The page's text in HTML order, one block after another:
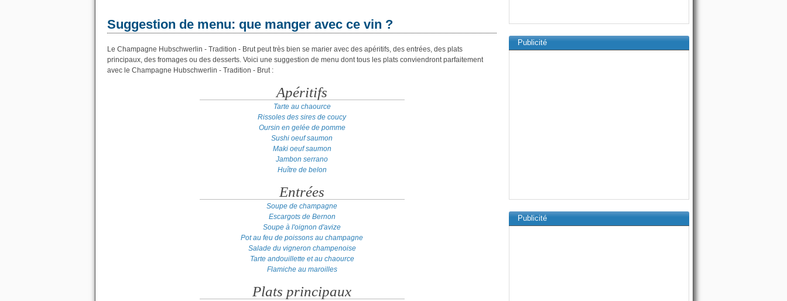
Suggestion de menu: que manger avec ce vin ?
Le Champagne Hubschwerlin - Tradition - Brut peut très bien se marier avec des apéritifs, des entrées, des plats
principaux, des fromages ou des desserts. Voici une suggestion de menu dont tous les plats conviendront parfaitement
avec le Champagne Hubschwerlin - Tradition - Brut :
Apéritifs
Tarte au chaource
Rissoles des sires de coucy
Oursin en gelée de pomme
Sushi oeuf saumon
Maki oeuf saumon
Jambon serrano
Huître de belon
Entrées
Soupe de champagne
Escargots de Bernon
Soupe à l'oignon d'avize
Pot au feu de poissons au champagne
Salade du vigneron champenoise
Tarte andouillette et au chaource
Flamiche au maroilles
Plats principaux
Publicité
Publicité